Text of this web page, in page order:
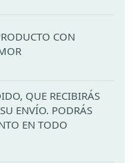
CON
QUE RECIBIRÁS
ENVÍO. PODRÁS
EN TODO